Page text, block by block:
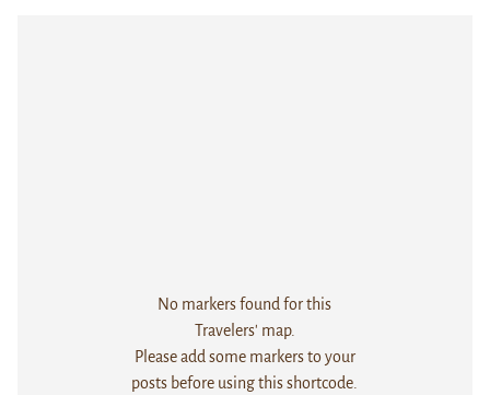
No markers found for this
Travelers' map.
Please add some markers to your
posts before using this shortcode.